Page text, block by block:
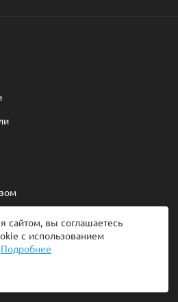
сайтом, вы соглашаетесь
с использованием
Подробнее